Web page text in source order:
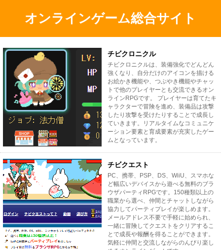
オンラインゲーム総合サイト
チビクロニクル
チビクロニクルは、装備強化でどんどん
強くなり、自分だけのアイコンを描ける
お絵かき機能や、つぶやき機能やチャッ
トで他のプレイヤーとも交流できるオン
ラインRPGです。 プレイヤーは育てたキ
ャラクターで冒険を進め、装備品は攻撃
したり攻撃を受けたりすることで成長し
ていきます。リアルタイムなコミュニケ
ーション要素と育成要素が充実したゲー
ムとなっています。
チビクエスト
PC、携帯、PSP、DS、WiiU、スマホな
ど幅広いデバイスから遊べる無料のブラ
ウザパーティRPGです。150種類以上の
職業から選べ、仲間とチャットしながら
協力してパーティプレイが楽しめます。
メールアドレス不要で手軽に始められ、
一緒に冒険してクエストをクリアするこ
とで成長や報酬を得ることができます。
気軽に仲間と交流しながらのんびり楽し